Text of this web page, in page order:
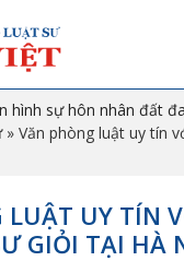
hình sự hôn nhân đất
» Văn phòng luật uy tín
LUẬT UY TÍN
GIỎI TẠI HÀ